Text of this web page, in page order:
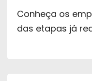
Conheça os
das etapas já